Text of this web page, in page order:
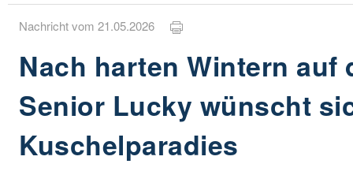
Nachricht vom 21.05.2026
Nach harten Wintern auf
Senior Lucky wünscht
Kuschelparadies